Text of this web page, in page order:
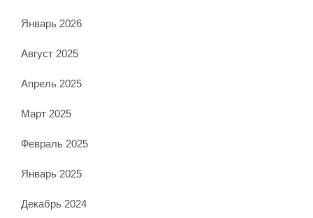
Январь 2026
Август 2025
Апрель 2025
Март 2025
Февраль 2025
Январь 2025
Декабрь 2024